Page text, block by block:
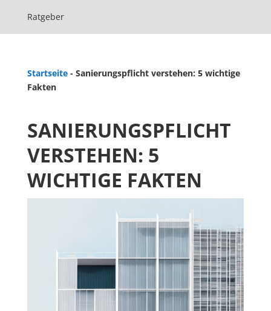
Ratgeber
Startseite- Sanierungspflicht verstehen: 5 wichtige
Fakten
SANIERUNGSPFLICHT
VERSTEHEN: 5
WICHTIGE FAKTEN